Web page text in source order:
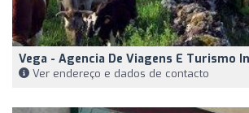
Vega - Agencia De Viagens E Turismo
Ver endereço e dados de contacto